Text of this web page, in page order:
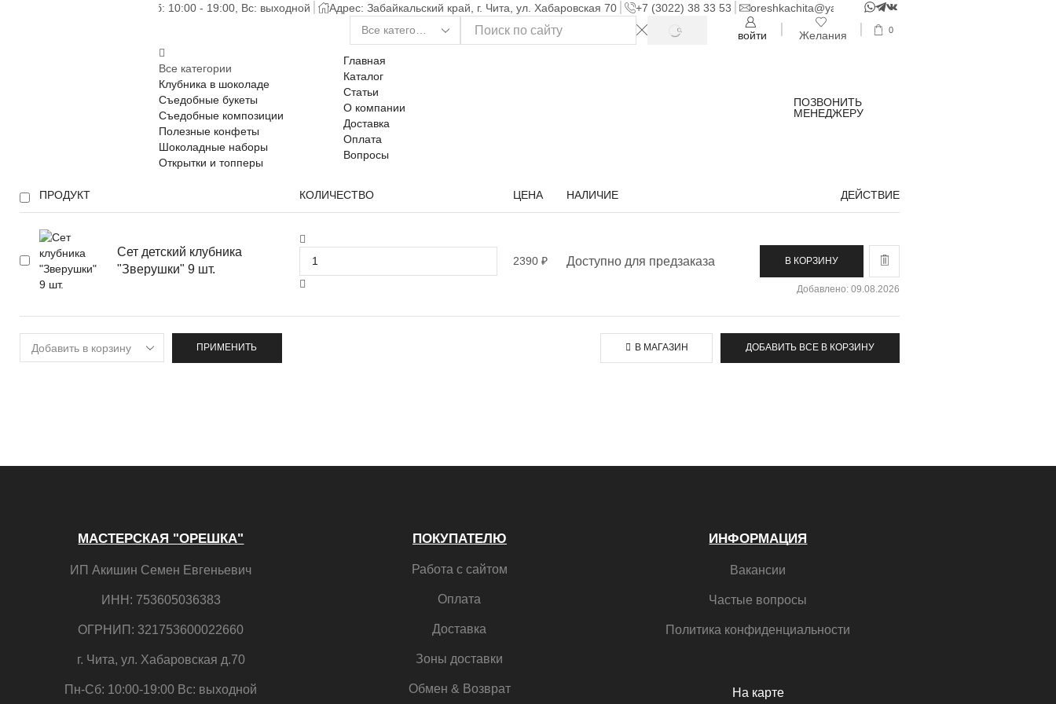
Пн-Сб: 10:00 - 19:00, Вс: выходной Адрес: Забайкальский край, г. Чита, ул. Хабаровская 70 +7 (3022) 38 33 53 oreshkachita@yandex.ru
войти Желания 0
Все категории
Клубника в шоколаде
Съедобные букеты
Съедобные композиции
Полезные конфеты
Шоколадные наборы
Открытки и топперы
Главная
Каталог
Статьи
О компании
Доставка
Оплата
Вопросы
ПОЗВОНИТЬ
МЕНЕДЖЕРУ
ПРОДУКТ КОЛИЧЕСТВО ЦЕНА НАЛИЧИЕ ДЕЙСТВИЕ
Сет детский клубника
"Зверушки" 9 шт.
2390 ₽ Доступно для предзаказа В КОРЗИНУ
Добавлено: 09.08.2026
ПРИМЕНИТЬ В МАГАЗИН ДОБАВИТЬ ВСЕ В КОРЗИНУ
МАСТЕРСКАЯ "ОРЕШКА"
ИП Акишин Семен Евгеньевич
ИНН: 753605036383
ОГРНИП: 321753600022660
г. Чита, ул. Хабаровская д.70
Пн-Сб: 10:00-19:00 Вс: выходной
ПОКУПАТЕЛЮ
Работа с сайтом
Оплата
Доставка
Зоны доставки
Обмен & Возврат
ИНФОРМАЦИЯ
Вакансии
Частые вопросы
Политика конфиденциальности
На карте